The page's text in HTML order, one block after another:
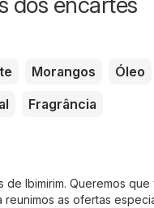
Morangos
Óleo
Fragrância
Ibimirim. Queremos que
as ofertas